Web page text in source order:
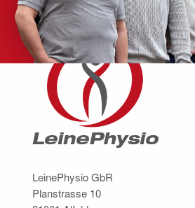
LeinePhysio GbR
Planstrasse 10